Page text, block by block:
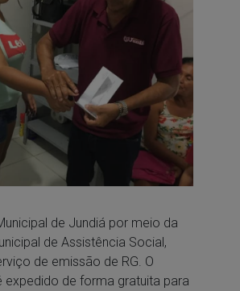
de Jundiá por meio da
de Assistência Social,
de emissão de RG. O
expedido de forma gratuita para